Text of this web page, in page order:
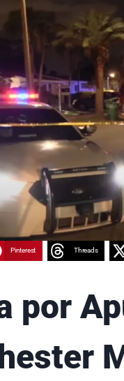
Pinterest Threads
por